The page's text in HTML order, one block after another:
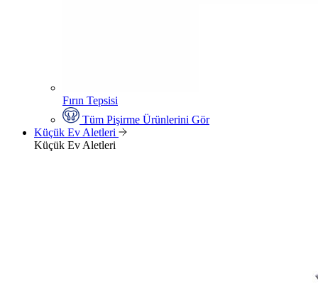
Fırın Tepsisi
Tüm Pişirme Ürünlerini Gör
Küçük Ev Aletleri
Küçük Ev Aletleri